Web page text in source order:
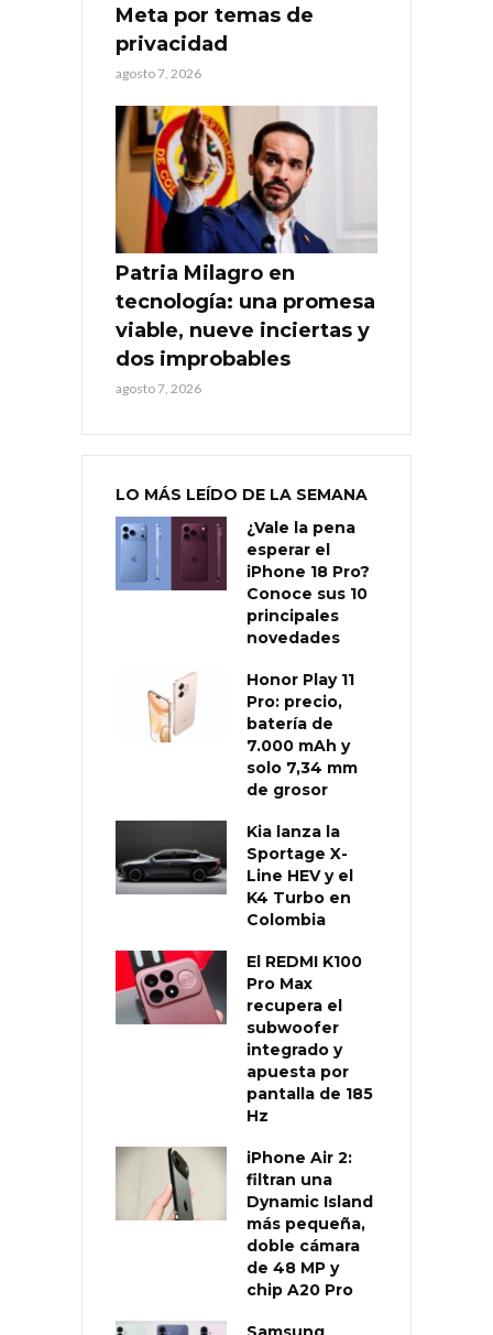
Meta por temas de
privacidad
agosto 7, 2026
Patria Milagro en
tecnología: una promesa
viable, nueve inciertas y
dos improbables
agosto 7, 2026
LO MÁS LEÍDO DE LA SEMANA
¿Vale la pena
esperar el
iPhone 18 Pro?
Conoce sus 10
principales
novedades
Honor Play 11
Pro: precio,
batería de
7.000 mAh y
solo 7,34 mm
de grosor
Kia lanza la
Sportage X-
Line HEV y el
K4 Turbo en
Colombia
El REDMI K100
Pro Max
recupera el
subwoofer
integrado y
apuesta por
pantalla de 185
Hz
iPhone Air 2:
filtran una
Dynamic Island
más pequeña,
doble cámara
de 48 MP y
chip A20 Pro